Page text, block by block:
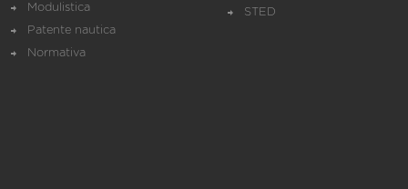
Modulistica
Patente nautica
Normativa
STED